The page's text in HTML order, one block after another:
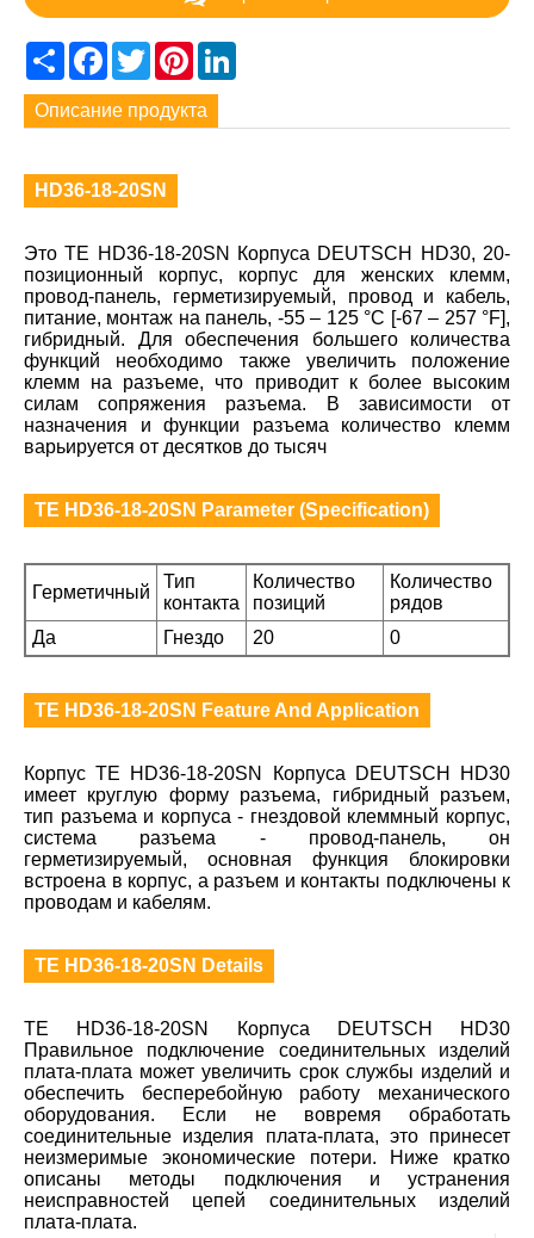
ShareFacebook
TwitterPinterest
Описание продукта
HD36-18-20SN
Это TE HD36-18-20SN Корпуса DEUTSCH HD30, 20-
позиционный корпус, корпус для женских клемм,
провод-панель, герметизируемый, провод и кабель,
питание, монтаж на панель, -55 – 125 °C [-67 – 257 °F],
гибридный. Для обеспечения большего количества
функций необходимо также увеличить положение
клемм на разъеме, что приводит к более высоким
силам сопряжения разъема. В зависимости от
назначения и функции разъема количество клемм
варьируется от десятков до тысяч
TE HD36-18-20SN Parameter (Specification)
Герметичный
Тип
контакта
Количество
позиций
Количество
рядов
Да
Гнездо 20 0
TE HD36-18-20SN Feature And Application
Корпус TE HD36-18-20SN Корпуса DEUTSCH HD30
имеет круглую форму разъема, гибридный разъем,
тип разъема и корпуса - гнездовой клеммный корпус,
система разъема - провод-панель, он
герметизируемый, основная функция блокировки
встроена в корпус, а разъем и контакты подключены к
проводам и кабелям.
TE HD36-18-20SN Details
TE HD36-18-20SN Корпуса DEUTSCH HD30
Правильное подключение соединительных изделий
плата-плата может увеличить срок службы изделий и
обеспечить бесперебойную работу механического
оборудования. Если не вовремя обработать
соединительные изделия плата-плата, это принесет
неизмеримые экономические потери. Ниже кратко
описаны методы подключения и устранения
неисправностей цепей соединительных изделий
плата-плата.